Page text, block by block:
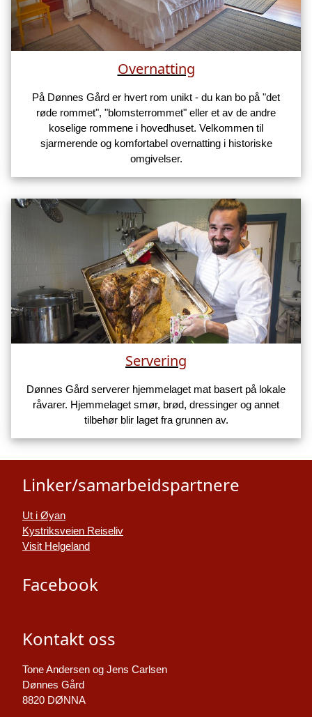
Overnatting
På Dønnes Gård er hvert rom unikt - du kan bo på "det
røde rommet", "blomsterrommet" eller et av de andre
koselige rommene i hovedhuset. Velkommen til
sjarmerende og komfortabel overnatting i historiske
omgivelser.
Servering
Dønnes Gård serverer hjemmelaget mat basert på lokale
råvarer. Hjemmelaget smør, brød, dressinger og annet
tilbehør blir laget fra grunnen av.
Linker/samarbeidspartnere
Ut i Øyan
Kystriksveien Reiseliv
Visit Helgeland
Facebook
Kontakt oss
Tone Andersen og Jens Carlsen
Dønnes Gård
8820 DØNNA